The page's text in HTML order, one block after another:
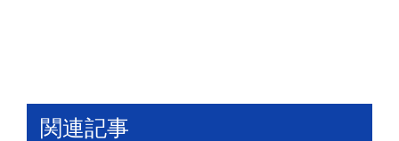
関連記事